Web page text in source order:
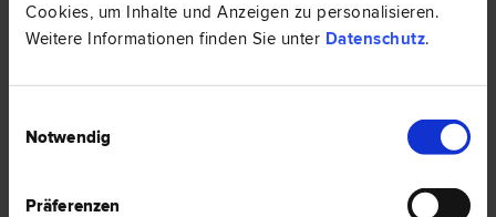
Cookies, um Inhalte und Anzeigen zu personalisieren.
Weitere Informationen finden Sie unter Datenschutz.
Notwendig
Präferenzen
RIEGER recht | Rechtsanwalt Mag. Robert